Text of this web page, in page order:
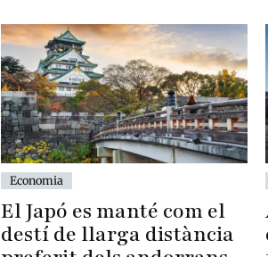
Economia
El Japó es manté com el
destí de llarga distància